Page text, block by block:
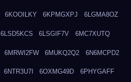
6KOOILKY 6KPMGXPJ 6LGMA8OZ
6LSD5KCS 6LSGIF7V 6MC7XUTQ
6MRWI2FW 6MUKQ2Q2 6N6MCPD2
6NTR3U7I 6OXMG49D 6PHYGAFF